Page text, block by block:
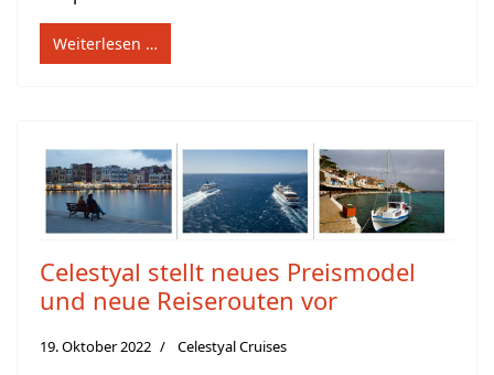
Weiterlesen …
Celestyal stellt neues Preismodel
und neue Reiserouten vor
19. Oktober 2022 Celestyal Cruises